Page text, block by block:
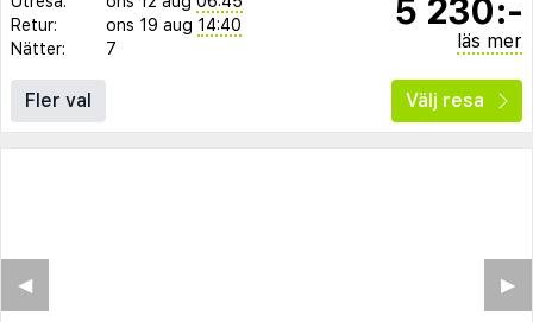
Retur:
ons 19 aug 14:40
Nätter:
7
5 230:-
läs mer
Fler val Välj resa
▶︎
◀︎